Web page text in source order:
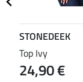
STONEDEEK
Top Ivy
24,90 €